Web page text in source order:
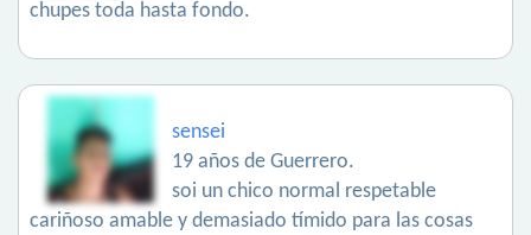
chupes toda hasta fondo.
sensei
19 años de Guerrero.
soi un chico normal respetable
cariñoso amable y demasiado tímido para las cosas